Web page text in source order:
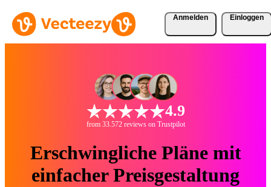
Anmelden Einloggen
4.9
from 33.572 reviews on Trustpilot
Erschwingliche Pläne mit
einfacher Preisgestaltung